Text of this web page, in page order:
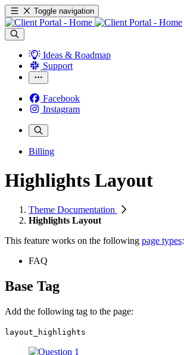
Toggle navigation
Ideas & Roadmap
Support
Facebook
Instagram
Billing
Highlights Layout
Theme Documentation
Highlights Layout
This feature works on the following page types:
FAQ
Base Tag
Add the following tag to the page:
layout_highlights